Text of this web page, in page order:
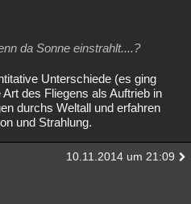
da Sonne einstrahlt....?
Unterschiede (es ging
des Fliegens als Auftrieb in
durchs Weltall und erfahren
und Strahlung.
10.11.2014 um 21:09